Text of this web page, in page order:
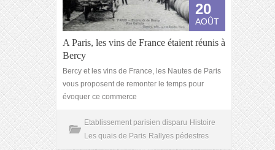
20
AOÛT
A Paris, les vins de France étaient réunis à
Bercy
Bercy et les vins de France, les Nautes de Paris
vous proposent de remonter le temps pour
évoquer ce commerce
Etablissement parisien disparu Histoire
Les quais de Paris Rallyes pédestres